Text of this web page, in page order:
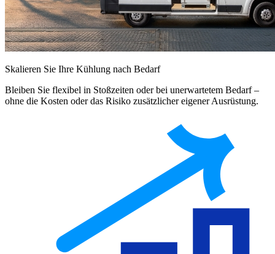
Skalieren Sie Ihre Kühlung nach Bedarf
Bleiben Sie flexibel in Stoßzeiten oder bei unerwartetem Bedarf –
ohne die Kosten oder das Risiko zusätzlicher eigener Ausrüstung.